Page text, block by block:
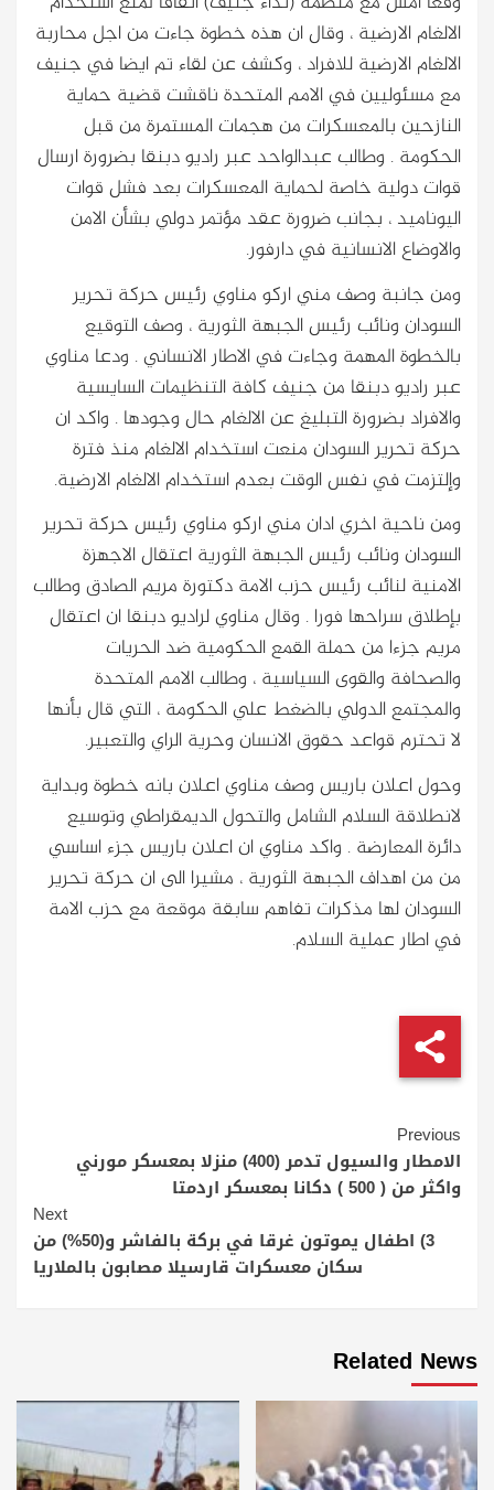
الالغام الارضية ، وقال ان هذه خطوة جاءت من اجل محاربة
الالغام الارضية للافراد ، وكشف عن لقاء تم ايضا في جنيف
مع مسئوليين في الامم المتحدة ناقشت قضية حماية
النازحين بالمعسكرات من هجمات المستمرة من قبل
الحكومة . وطالب عبدالواحد عبر راديو دبنقا بضرورة ارسال
قوات دولية خاصة لحماية المعسكرات بعد فشل قوات
اليوناميد ، بجانب ضرورة عقد مؤتمر دولي بشأن الامن
والاوضاع الانسانية في دارفور.
ومن جانبة وصف مني اركو مناوي رئيس حركة تحرير
السودان ونائب رئيس الجبهة الثورية ، وصف التوقيع
بالخطوة المهمة وجاءت في الاطار الانساني . ودعا مناوي
عبر راديو دبنقا من جنيف كافة التنظيمات السايسية
والافراد بضرورة التبليغ عن الالغام حال وجودها . واكد ان
حركة تحرير السودان منعت استخدام الالغام منذ فترة
وإلتزمت في نفس الوقت بعدم استخدام الالغام الارضية.
ومن ناحية اخري ادان مني اركو مناوي رئيس حركة تحرير
السودان ونائب رئيس الجبهة الثورية اعتقال الاجهزة
الامنية لنائب رئيس حزب الامة دكتورة مريم الصادق وطالب
بإطلاق سراحها فورا . وقال مناوي لراديو دبنقا ان اعتقال
مريم جزءا من حملة القمع الحكومية ضد الحريات
والصحافة والقوى السياسية ، وطالب الامم المتحدة
والمجتمع الدولي بالضغط علي الحكومة ، التي قال بأنها
لا تحترم قواعد حقوق الانسان وحرية الراي والتعبير.
وحول اعلان باريس وصف مناوي اعلان بانه خطوة وبداية
لانطلاقة السلام الشامل والتحول الديمقراطي وتوسيع
دائرة المعارضة . واكد مناوي ان اعلان باريس جزء اساسي
من من اهداف الجبهة الثورية ، مشيرا الى ان حركة تحرير
السودان لها مذكرات تفاهم سابقة موقعة مع حزب الامة
في اطار عملية السلام.
Continue
Reading
Previous
الامطار والسيول تدمر (400) منزلا بمعسكر مورني
واكثر من ( 500 ) دكانا بمعسكر اردمتا
Next
3) اطفال يموتون غرقا في بركة بالفاشر و(50%) من
سكان معسكرات قارسيلا مصابون بالملاريا
Related News